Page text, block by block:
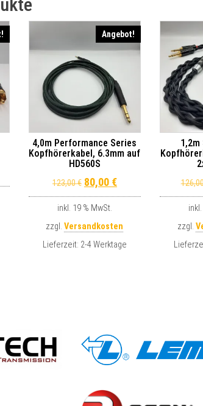
was: 70,00 €.
price is: 35,00 €.
Angebot!
4,0m Performance Series
Kopfhörerkabel, 6.3mm auf
HD560S
123,00€ Original price was: 123,00
80,00 €Current price is:
inkl. 19 % MwSt.
zzgl.Versandkosten
Lieferzeit: 2-4 Werktage
zzgl.